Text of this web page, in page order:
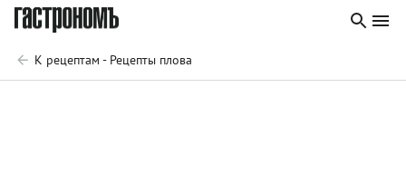
К рецептам - Рецепты плова